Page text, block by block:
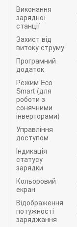
Виконання
зарядної
станції
Захист від
витоку струму
Програмний
додаток
Режим Eco
Smart (для
роботи з
сонячними
інверторами)
Управління
доступом
Індикація
статусу
зарядки
Кольоровий
екран
Відображення
потужності
заряджання